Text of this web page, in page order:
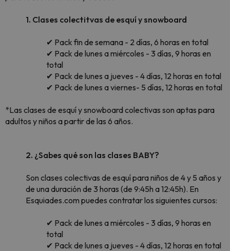
1. Clases colectitvas de esquí y snowboard
✔ Pack fin de semana - 2 días, 6 horas en total
✔ Pack de lunes a miércoles - 3 días, 9 horas en
total
✔ Pack de lunes a jueves - 4 días, 12 horas en total
✔ Pack de lunes a viernes- 5 días, 12 horas en total
*Las clases de esquí y snowboard colectivas son aptas para
adultos y niños a partir de las 6 años.
2. ¿Sabes qué son las clases BABY?
Son clases colectivas de esquí para niños de 4 y 5 años y
de una duración de 3 horas (de 9:45h a 12:45h). En
Esquiades.com puedes contratar los siguientes cursos:
✔ Pack de lunes a miércoles - 3 días, 9 horas en
total
✔ Pack de lunes a jueves - 4 días, 12 horas en total